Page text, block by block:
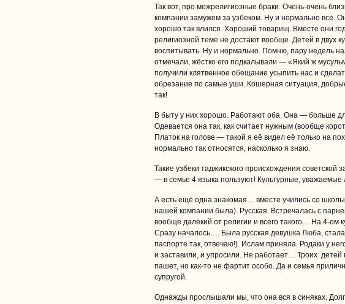
Так вот, про межрелигиозные браки. Очень-очень
компании замужем за узбеком. Ну и нормально всё.
хорошо так влился. Хороший товарищ. Вместе они
религиозной теме не достают вообще. Детей в двух
воспитывать. Ну и нормально. Помню, пару недель
отмечали, жёстко его подкалывали — «Який ж
получили клятвенное обещание усыпить нас и
обрезание по самые уши. Кошерная ситуация,
так!
В быту у них хорошо. Работают оба. Она — больше
Одевается она так, как считает нужным (вообще
Платок на голове — такой я её видел её только на
нормально так относятся, насколько я знаю.
Такие узбеки таджикского происхождения советской
— в семье 4 языка пользуют! Культурные, уважаемые
А есть ещё одна знакомая… вместе учились со
нашей компании была). Русская. Встречалась с
вообще далёкий от религии и всего такого… На 4-ом
Сразу началось…. Была русская девушка Люба,
паспорте так, отвечаю!). Ислам приняла. Родаки у
и заставили, и упросили. Не работает… Троих
пашет, но как-то не фартит особо. Да и семья
супругой.
Однажды прослышали мы, что она вся в синяках.